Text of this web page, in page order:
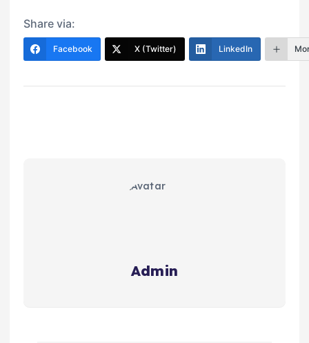
Share via:
Facebook X (Twitter) LinkedIn
Admin